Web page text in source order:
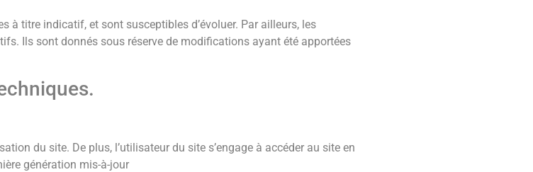
à titre indicatif, et sont susceptibles d’évoluer. Par ailleurs, les
Ils sont donnés sous réserve de modifications ayant été apportées
du site. De plus, l’utilisateur du site s’engage à accéder au site en
génération mis-à-jour